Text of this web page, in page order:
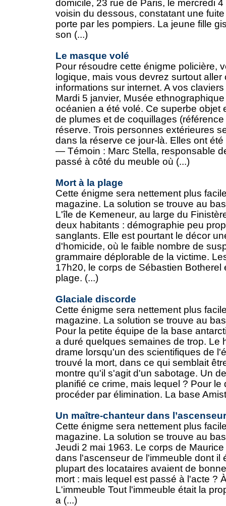
domicile, 23 rue de Paris, le mercredi
voisin du dessous, constatant une
porte par les pompiers. La jeune fille
son (...)
Le masque volé
Pour résoudre cette énigme policière,
logique, mais vous devrez surtout
informations sur internet. A vos claviers
Mardi 5 janvier, Musée
océanien a été volé. Ce superbe objet
de plumes et de coquillages
réserve. Trois personnes extérieures
dans la réserve ce jour-là. Elles ont
— Témoin : Marc Stella, responsable
passé à côté du meuble où (...)
Mort à la plage
Cette énigme sera nettement plus
magazine. La solution se trouve au
L'île de Kemeneur, au large du
deux habitants : démographie peu
sanglants. Elle est pourtant le décor
d'homicide, où le faible nombre de
grammaire déplorable de la victime.
17h20, le corps de Sébastien Botherel
plage. (...)
Glaciale discorde
Cette énigme sera nettement plus
magazine. La solution se trouve au
Pour la petite équipe de la base
a duré quelques semaines de trop. Le
drame lorsqu'un des scientifiques de
trouvé la mort, dans ce qui semblait
montre qu'il s'agit d'un sabotage. Un
planifié ce crime, mais lequel ? Pour
procéder par élimination. La base
Un maître-chanteur dans l’ascenseur
Cette énigme sera nettement plus
magazine. La solution se trouve au
Jeudi 2 mai 1963. Le corps de
dans l'ascenseur de l'immeuble dont il
plupart des locataires avaient de
mort : mais lequel est passé à l'acte ?
L'immeuble Tout l'immeuble était la
a (...)